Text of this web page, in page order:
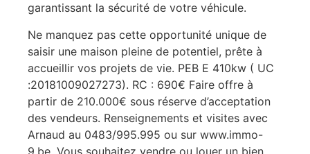
garantissant la sécurité de votre véhicule.
Ne manquez pas cette opportunité unique de
saisir une maison pleine de potentiel, prête à
accueillir vos projets de vie. PEB E 410kw ( UC
:20181009027273). RC : 690€ Faire offre à
partir de 210.000€ sous réserve d’acceptation
des vendeurs. Renseignements et visites avec
Arnaud au 0483/995.995 ou sur www.immo-
9.be. Vous souhaitez vendre ou louer un bien,